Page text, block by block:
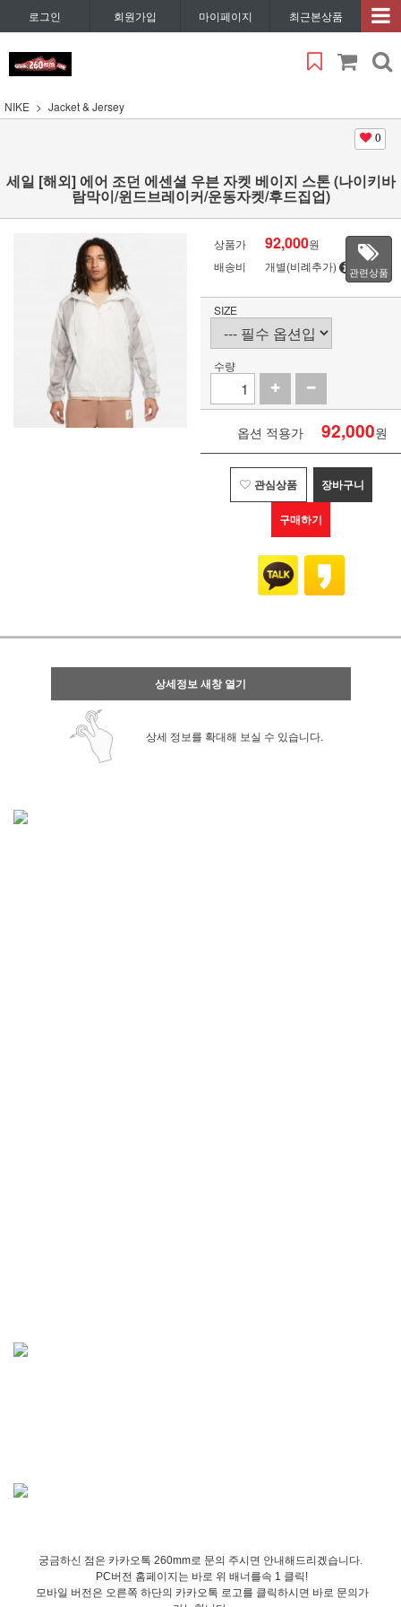
로그인 회원가입 마이페이지 최근본상품
NIKE Jacket & Jersey
0
세일 [해외] 에어 조던 에센셜 우븐 자켓 베이지 스톤 (나이키바
람막이/윈드브레이커/운동자켓/후드집업)
상품가 92,000원
배송비
개별(비례추가) 관련상품
SIZE
수량
옵션 적용가 92,000원
관심상품 장바구니
구매하기
상세정보 새창 열기
상세 정보를 확대해 보실 수 있습니다.
궁금하신 점은 카카오톡 260mm로 문의 주시면 안내해드리겠습니다.
PC버전 홈페이지는 바로 위 배너를속 1 클릭!
모바일 버전은 오른쪽 하단의 카카오톡 로고를 클릭하시면 바로 문의가